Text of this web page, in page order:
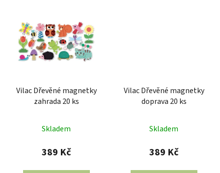
Vilac Dřevěné magnetky
zahrada 20 ks
Skladem
389 Kč
Vilac Dřevěné magnetky
doprava 20 ks
Skladem
389 Kč